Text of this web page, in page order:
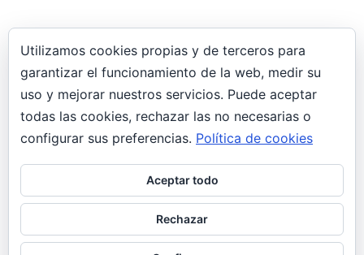
29 enero, 2019
Interfaces de red “puente” no tienen
conectividad virt-manager Docker
implicado
Las interfaces de tipo “puente” configuradas en
Virt-manager no obtienen conectividad.
Teniendo una interfaz de tipo puente”br1″ que
siempre había…
Utilizamos cookies propias y de terceros para
garantizar el funcionamiento de la web, medir su
uso y mejorar nuestros servicios. Puede aceptar
todas las cookies, rechazar las no necesarias o
configurar sus preferencias. Política de cookies
Aceptar todo
Rechazar